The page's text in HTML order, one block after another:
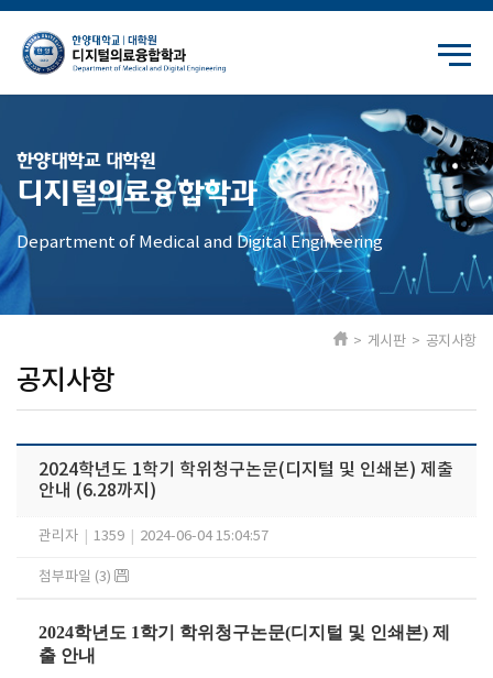
한양대학교 대학원
디지털의료융합학과
Department of Medical and Digital Engineering
공지사항
> 게시판 > 공지사항
2024학년도 1학기 학위청구논문(디지털 및 인쇄본) 제출
안내 (6.28까지)
관리자 1359 2024-06-04 15:04:57
첨부파일 (3)
2024학년도 1학기 학위청구논문(디지털 및 인쇄본) 제
출 안내